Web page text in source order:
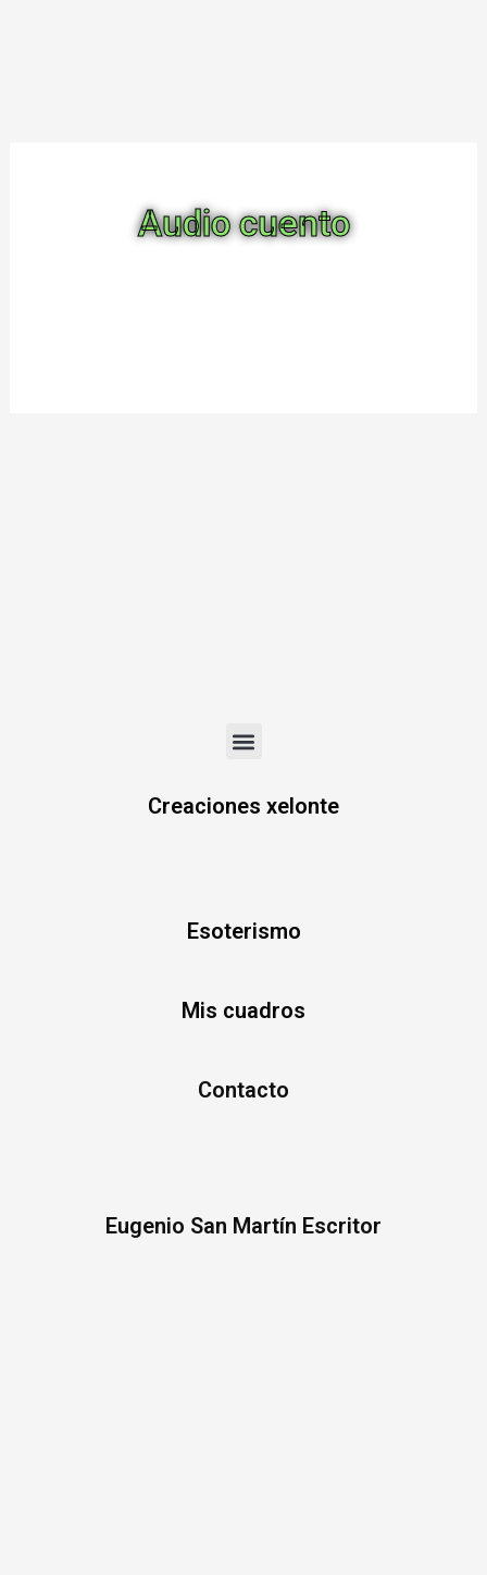
Audio cuento
Menu
Creaciones xelonte
Esoterismo
Mis cuadros
Contacto
Eugenio San Martín Escritor